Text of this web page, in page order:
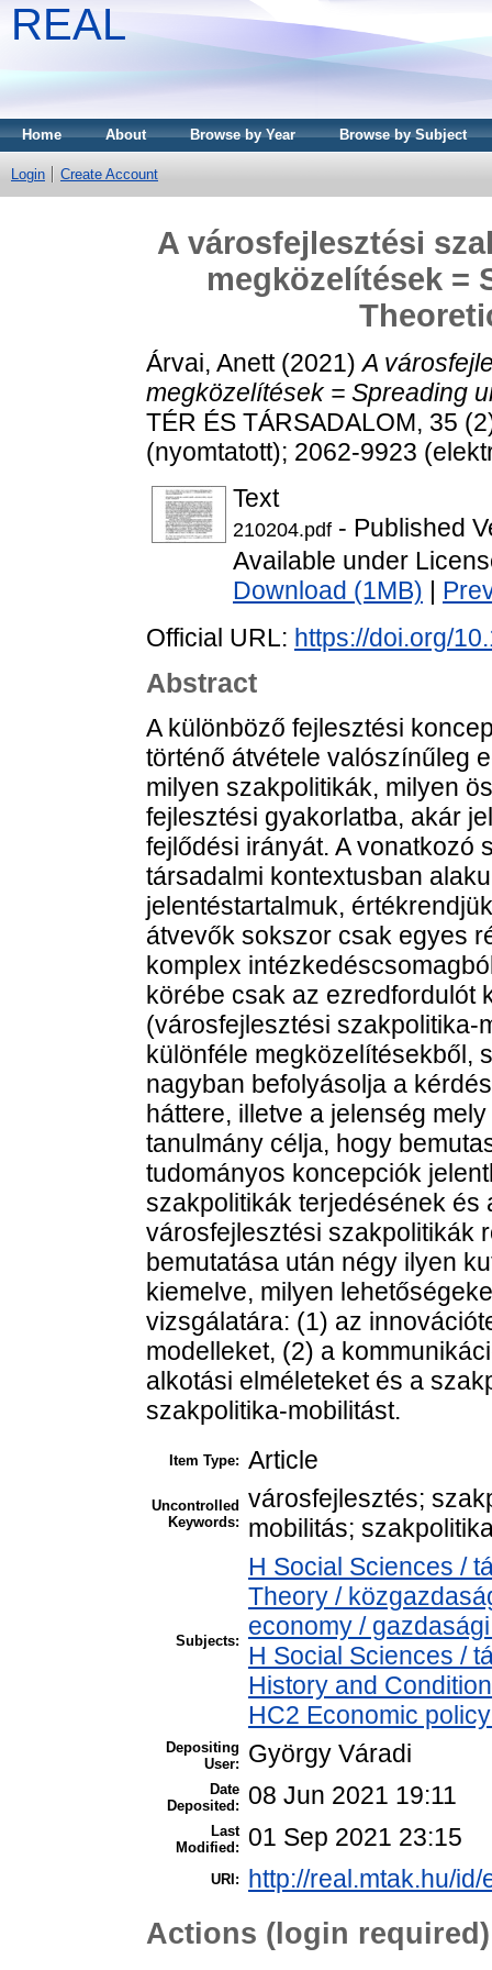
REAL
Home About Browse by Year Browse by Subject
Login Create Account
A városfejlesztési
megközelítések =
Árvai, Anett(2021)A
megközelítések = Spreading
TÉR ÉS TÁRSADALOM, 35
(nyomtatott); 2062-9923
Text
210204.pdf - Published
Available under
Download (1MB)
Official URL: https://doi.org/
Abstract
A különböző fejlesztési
történő átvétele valószínűleg
milyen szakpolitikák, milyen
fejlesztési gyakorlatba, akár
fejlődési irányát. A vonatkozó
társadalmi kontextusban
jelentéstartalmuk,
átvevők sokszor csak egyes
komplex
körébe csak az ezredfordulót
(városfejlesztési szakpolitika-
különféle megközelítésekből,
nagyban befolyásolja a
háttere, illetve a jelenség
tanulmány célja, hogy
tudományos koncepciók
szakpolitikák terjedésének és
városfejlesztési szakpolitikák
bemutatása után négy ilyen
kiemelve, milyen
vizsgálatára: (1) az
modelleket, (2) a
alkotási elméleteket és a
szakpolitika-mobilitást.
Item Type: Article
Uncontrolled
Keywords:
városfejlesztés;
mobilitás;
Subjects:
H Social Sciences /
Theory /
economy /
H Social Sciences /
History and
HC2 Economic
Depositing
User:
György Váradi
Date
Deposited:
08 Jun 2021 19:11
Last
Modified:
01 Sep 2021 23:15
URI: http://real.mtak.hu/
Actions (login required)